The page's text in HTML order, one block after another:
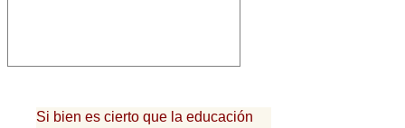
Si bien es cierto que la educación